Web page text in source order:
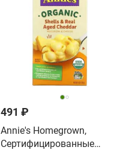
491 ₽
Annie's Homegrown,
Сертифицированные